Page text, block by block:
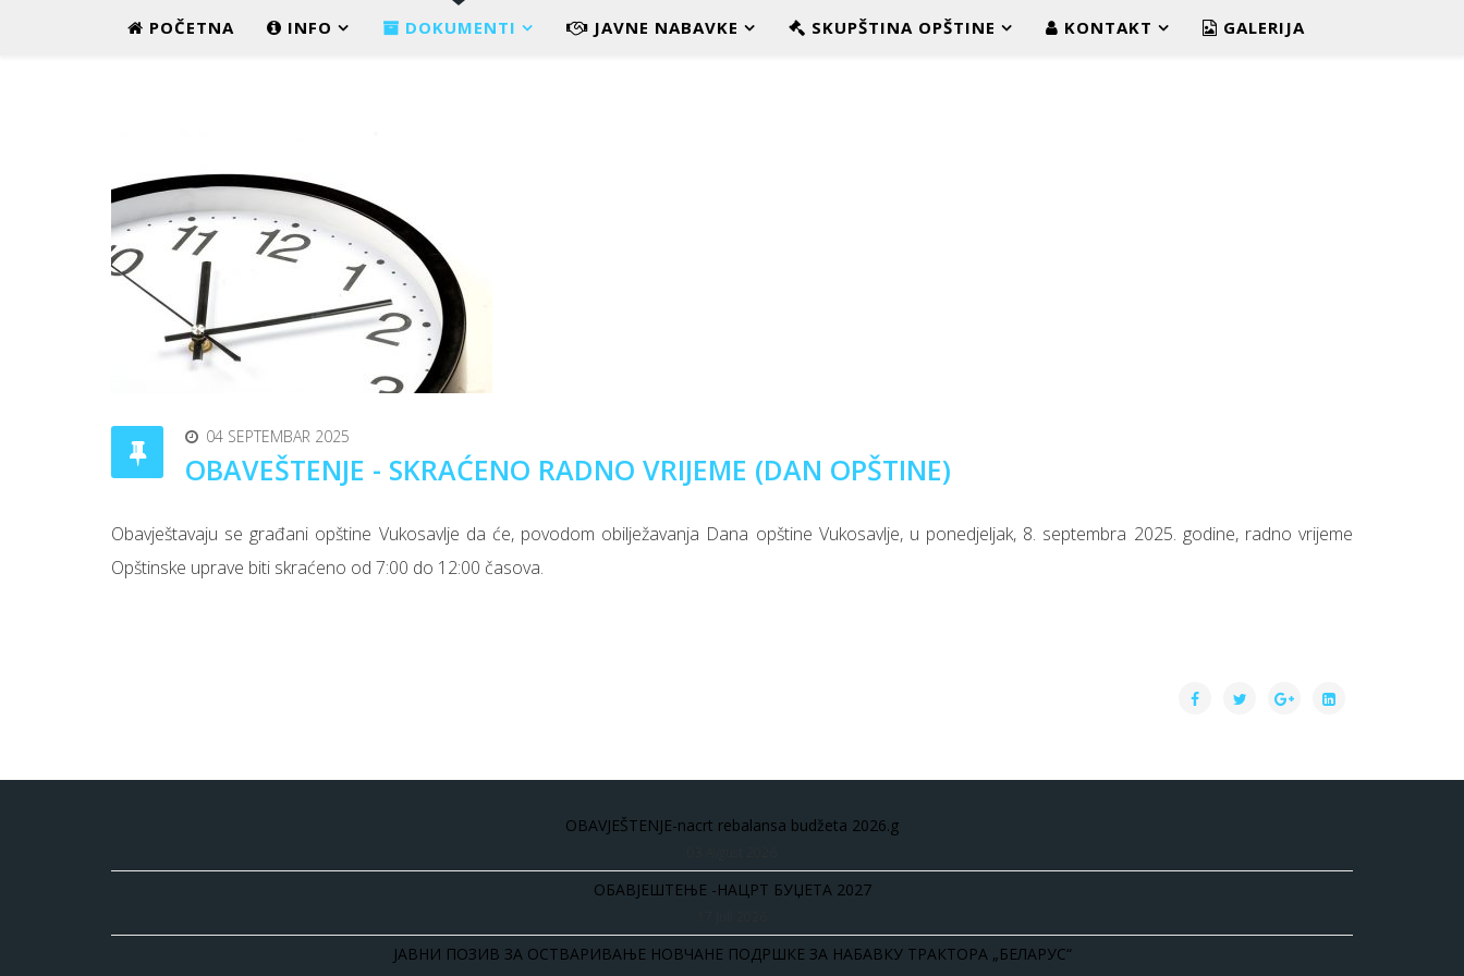
POČETNA INFO DOKUMENTI JAVNE NABAVKE SKUPŠTINA OPŠTINE KONTAKT GALERIJA
04 SEPTEMBAR 2025
OBAVEŠTENJE - SKRAĆENO RADNO VRIJEME (DAN OPŠTINE)
Obavještavaju se građani opštine Vukosavlje da će, povodom obilježavanja Dana opštine Vukosavlje, u ponedjeljak, 8. septembra 2025. godine, radno vrijeme
Opštinske uprave biti skraćeno od 7:00 do 12:00 časova.
OBAVJEŠTENJE-nacrt rebalansa budžeta 2026.g
ОБАВЈЕШТЕЊЕ -НАЦРТ БУЏЕТА 2027
ЈАВНИ ПОЗИВ ЗА ОСТВАРИВАЊЕ НОВЧАНЕ ПОДРШКЕ ЗА НАБАВКУ ТРАКТОРА „БЕЛАРУС“